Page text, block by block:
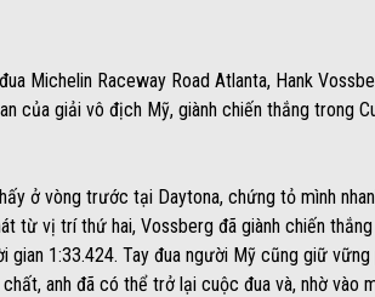
Michelin Raceway Road Atlanta, Hank
của giải vô địch Mỹ, giành chiến thắng trong
ở vòng trước tại Daytona, chứng tỏ mình
từ vị trí thứ hai, Vossberg đã giành chiến
1:33.424. Tay đua người Mỹ cũng giữ vững
anh đã có thể trở lại cuộc đua và, nhờ vào